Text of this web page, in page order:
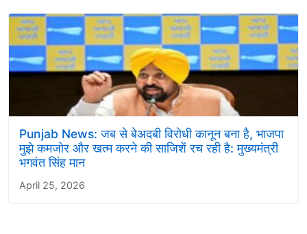
Punjab News: जब से बेअदबी विरोधी कानून बना है, भाजपा
मुझे कमजोर और खत्म करने की साजिशें रच रही है: मुख्यमंत्री
भगवंत सिंह मान
April 25, 2026